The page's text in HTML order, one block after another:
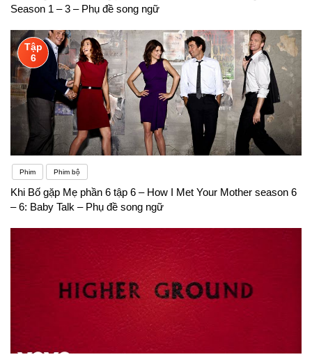
Season 1 – 3 – Phụ đề song ngữ
Tập
6
Phim Phim bộ
Khi Bố gặp Mẹ phần 6 tập 6 – How I Met Your Mother season 6
– 6: Baby Talk – Phụ đề song ngữ